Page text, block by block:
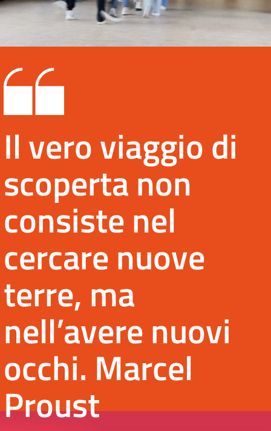
Il vero viaggio di
scoperta non
consiste nel
cercare nuove
terre, ma
nell’avere nuovi
occhi. Marcel
Proust